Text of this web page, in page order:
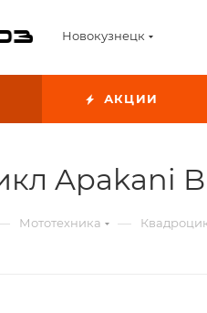
Новокузнецк
АКЦИИ
Apakani
Мототехника —